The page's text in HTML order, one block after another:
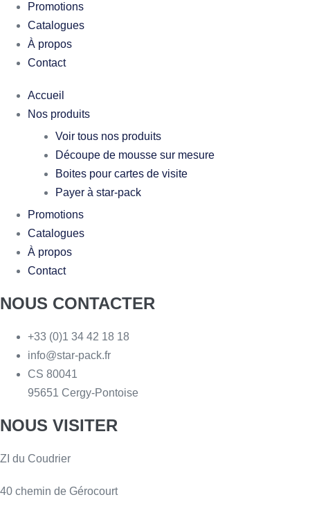
Promotions
Catalogues
À propos
Contact
Accueil
Nos produits
Voir tous nos produits
Découpe de mousse sur mesure
Boites pour cartes de visite
Payer à star-pack
Promotions
Catalogues
À propos
Contact
NOUS CONTACTER
+33 (0)1 34 42 18 18
info@star-pack.fr
CS 80041
95651 Cergy-Pontoise
NOUS VISITER
ZI du Coudrier
40 chemin de Gérocourt